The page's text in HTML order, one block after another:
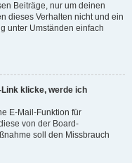
Beiträge, nur um deinen
dieses Verhalten nicht und ein
unter Umständen einfach
klicke, werde ich
E-Mail-Funktion für
von der Board-
soll den Missbrauch